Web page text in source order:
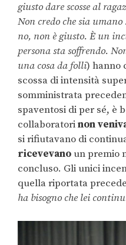
giusto dare scosse al
Non credo che sia
no, non è giusto. È un
persona sta soffrendo.
una cosa da folli) hanno
scossa di intensità
somministrata
spaventosi di per sé, è
collaboratorinon
si rifiutavano di
ricevevano un premio
concluso. Gli unici
quella riportata
ha bisogno che lei